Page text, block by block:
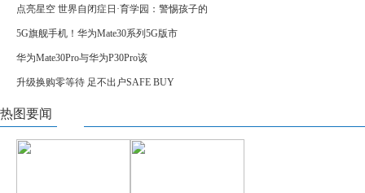
点亮星空 世界自闭症日·育学园：警惕孩子的
5G旗舰手机！华为Mate30系列5G版市
华为Mate30Pro与华为P30Pro该
升级换购零等待 足不出户SAFE BUY
热图要闻